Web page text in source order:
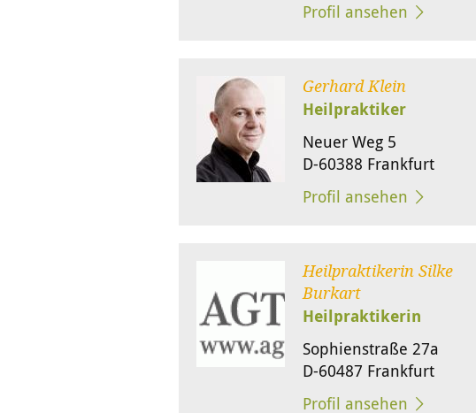
Profil ansehen
Gerhard Klein
Heilpraktiker
Neuer Weg 5
D-60388 Frankfurt
Profil ansehen
Heilpraktikerin Silke
Burkart
Heilpraktikerin
Sophienstraße 27a
D-60487 Frankfurt
Profil ansehen